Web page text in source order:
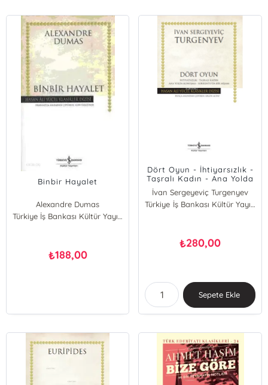
Binbir Hayalet
Alexandre Dumas
Türkiye İş Bankası Kültür Yayınları
₺188,00
Dört Oyun - İhtiyarsızlık -
Taşralı Kadın - Ana Yolda
Konuşma - Sorrento'da
Bir Akşam
İvan Sergeyeviç Turgenyev
Türkiye İş Bankası Kültür Yayınları
₺280,00
Sepete Ekle